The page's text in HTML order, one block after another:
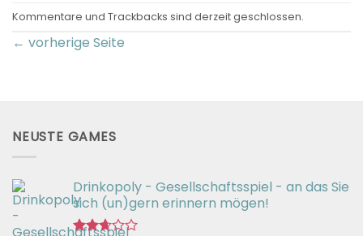
Kommentare und Trackbacks sind derzeit geschlossen.
← vorherige Seite
NEUSTE GAMES
Drinkopoly - Gesellschaftsspiel - an das Sie
sich (un)gern erinnern mögen!